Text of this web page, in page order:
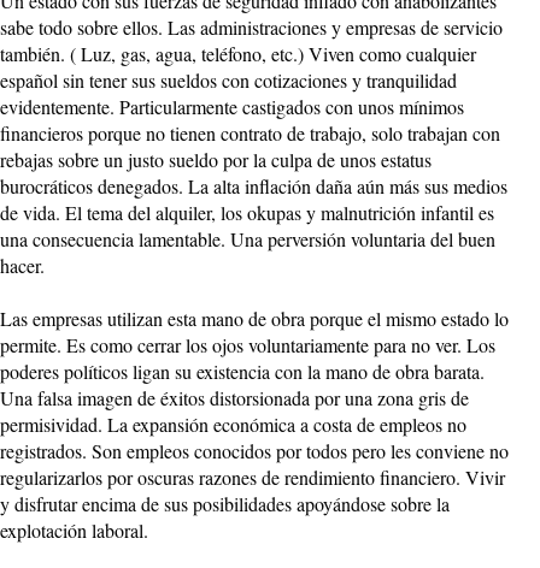
sabe todo sobre ellos. Las administraciones y empresas de servicio
también. ( Luz, gas, agua, teléfono, etc.) Viven como cualquier
español sin tener sus sueldos con cotizaciones y tranquilidad
evidentemente. Particularmente castigados con unos mínimos
financieros porque no tienen contrato de trabajo, solo trabajan con
rebajas sobre un justo sueldo por la culpa de unos estatus
burocráticos denegados. La alta inflación daña aún más sus medios
de vida. El tema del alquiler, los okupas y malnutrición infantil es
una consecuencia lamentable. Una perversión voluntaria del buen
hacer.
Las empresas utilizan esta mano de obra porque el mismo estado lo
permite. Es como cerrar los ojos voluntariamente para no ver. Los
poderes políticos ligan su existencia con la mano de obra barata.
Una falsa imagen de éxitos distorsionada por una zona gris de
permisividad. La expansión económica a costa de empleos no
registrados. Son empleos conocidos por todos pero les conviene no
regularizarlos por oscuras razones de rendimiento financiero. Vivir
y disfrutar encima de sus posibilidades apoyándose sobre la
explotación laboral.